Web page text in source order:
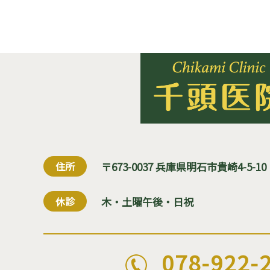
住所 〒673-0037 兵庫県明石市貴崎4-5-10
休診 木・土曜午後・日祝
078-922-